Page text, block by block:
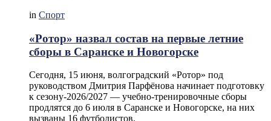
in Спорт
«Ротор» назвал состав на первые летние
сборы в Саранске и Новогорске
Сегодня, 15 июня, волгоградский «Ротор» под
руководством Дмитрия Парфёнова начинает подготовку
к сезону-2026/2027 — учебно-тренировочные сборы
продлятся до 6 июля в Саранске и Новогорске, на них
вызваны 16 футболистов.